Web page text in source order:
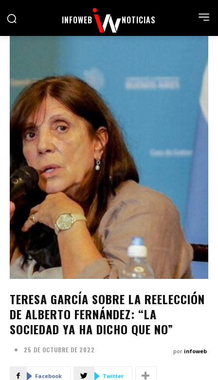
INFOWEB NOTICIAS
TERESA GARCÍA SOBRE LA REELECCIÓN
DE ALBERTO FERNÁNDEZ: “LA
SOCIEDAD YA HA DICHO QUE NO”
25 DE OCTUBRE DE 2022 por infoweb
Facebook Twitter